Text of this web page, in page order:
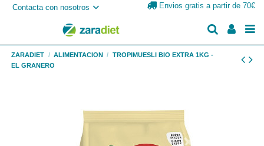
Contacta con nosotros Envios gratis a partir de 70€
ZARADIET ALIMENTACION
TROPIMUESLI BIO EXTRA 1KG -
EL GRANERO